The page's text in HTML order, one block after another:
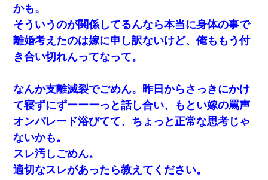
かも。
そういうのが関係してるんなら本当に身体の事で
離婚考えたのは嫁に申し訳ないけど、俺ももう付
き合い切れんってなって。
なんか支離滅裂でごめん。昨日からさっきにかけ
て寝ずにずーーーっと話し合い、もとい嫁の罵声
オンパレード浴びてて、ちょっと正常な思考じゃ
ないかも。
スレ汚しごめん。
適切なスレがあったら教えてください。